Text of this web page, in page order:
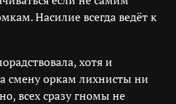
Насилие всегда ведёт к
хотя и
смену оркам лихнисты ни
всех сразу гномы не